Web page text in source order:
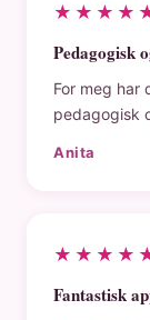
Pedagogisk
For meg
pedagogisk
Anita
Fantastisk